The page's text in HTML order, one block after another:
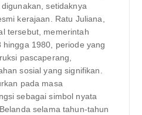
setidaknya
kerajaan. Ratu Juliana,
tersebut, memerintah
1980, periode yang
pascaperang,
sosial yang signifikan.
pada masa
sebagai simbol nyata
selama tahun-tahun